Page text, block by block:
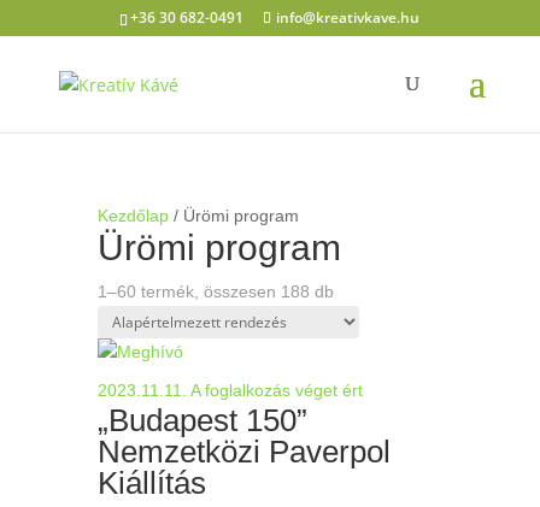
+36 30 682-0491 info@kreativkave.hu
Kezdőlap/ Ürömi program
Ürömi program
1–60 termék, összesen 188 db
2023.11.11. A foglalkozás véget ért
„Budapest 150”
Nemzetközi Paverpol
Kiállítás